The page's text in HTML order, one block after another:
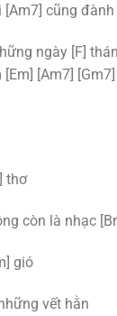
[Am7] cũng đành
ngày [F]
[Am7]
thơ
còn là nhạc
gió
vết hằn